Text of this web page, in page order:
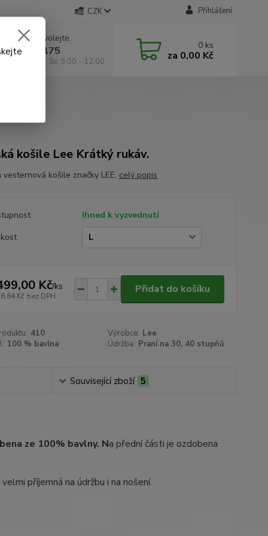
CZK Přihlášení
rady? Zavolejte.
295 175
9:00 -18:00, So 9:00 - 12:00
0 ks
za 0,00 Kč
košile Lee Krátký rukáv.
vesternová košile značky LEE. celý popis
Ihned k vyzvednutí
Kč/ks
Kč bez DPH
Přidat do košíku
410 Výrobce: Lee
100 % bavlna Údržba: Praní na 30, 40 stupňů
Související zboží 5
ze 100% bavlny. Na přední části je ozdobena
příjemná na údržbu i na nošení.